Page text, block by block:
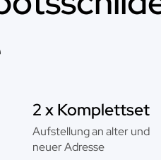
2 x Komplettset
Aufstellung an alter und
neuer Adresse